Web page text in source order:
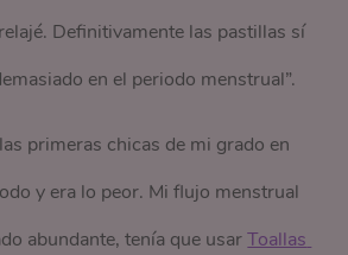
Definitivamente las pastillas sí
en el periodo menstrual”.
primeras chicas de mi grado en
y era lo peor. Mi flujo menstrual
abundante, tenía que usarToallas